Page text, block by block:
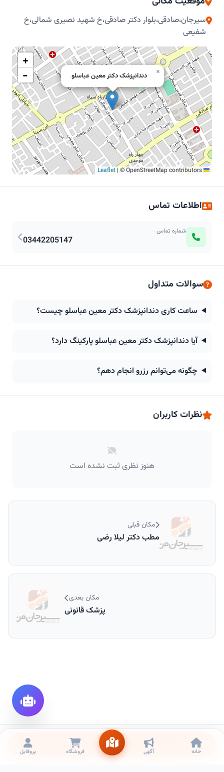
سیرجان،صادقی،بلوار دکتر صادقی،خ شهید نصیری شمالی،خ
شفیعی
دندانپزشک دکتر معین عباسلو ×
+
−
|© OpenStreetMap contributors
اطلاعات تماس
شماره تماس
03442205147
سوالات متداول
ساعت کاری دندانپزشک دکتر معین عباسلو چیست؟
آیا دندانپزشک دکتر معین عباسلو پارکینگ دارد؟
چگونه می‌توانم رزرو انجام دهم؟
نظرات کاربران
هنوز نظری ثبت نشده است
مکان قبلی
مطب دکتر لیلا رضی
مکان بعدی
پزشک قانونی
تماس
خانه آگهی فروشگاه پروفایل